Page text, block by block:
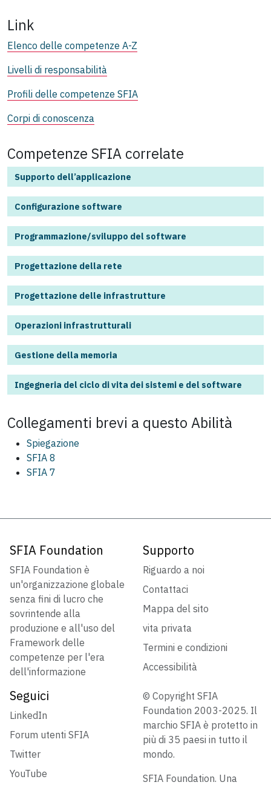
Link
Elenco delle competenze A-Z
Livelli di responsabilità
Profili delle competenze SFIA
Corpi di conoscenza
Competenze SFIA correlate
Supporto dell’applicazione
Configurazione software
Programmazione/sviluppo del software
Progettazione della rete
Progettazione delle infrastrutture
Operazioni infrastrutturali
Gestione della memoria
Ingegneria del ciclo di vita dei sistemi e del software
Collegamenti brevi a questo Abilità
Spiegazione
SFIA 8
SFIA 7
SFIA Foundation
SFIA Foundation è
un'organizzazione globale
senza fini di lucro che
sovrintende alla
produzione e all'uso del
Framework delle
competenze per l'era
dell'informazione
Supporto
Riguardo a noi
Contattaci
Mappa del sito
vita privata
Termini e condizioni
Accessibilità
Seguici
LinkedIn
Forum utenti SFIA
Twitter
YouTube
© Copyright SFIA
Foundation 2003-2025. Il
marchio SFIA è protetto in
più di 35 paesi in tutto il
mondo.
SFIA Foundation. Una